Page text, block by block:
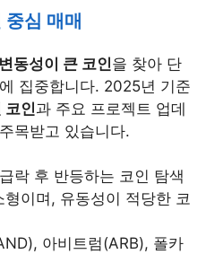
중심 매매
동성이 큰 코인을 찾아 단
집중합니다. 2025년 기준
코인과 주요 프로젝트 업데
목받고 있습니다.
락 후 반등하는 코인 탐색
이며, 유동성이 적당한 코
아비트럼(ARB), 폴카